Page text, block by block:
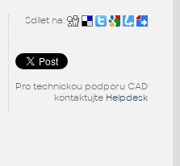
Sdílet na:
Pro technickou podporu CAD
kontaktujte Helpdesk